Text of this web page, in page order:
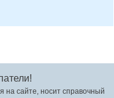
сайте, носит справочный